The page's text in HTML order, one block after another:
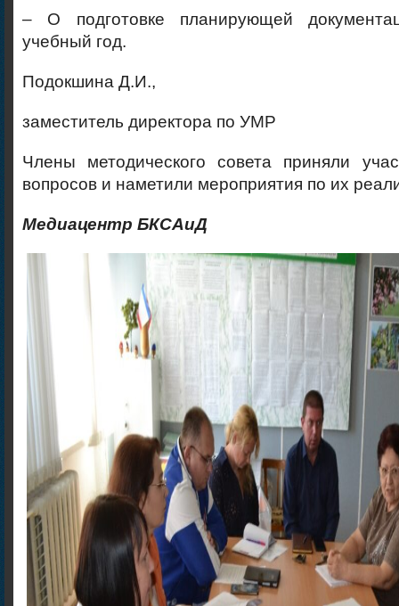
– О подготовке планирующей
учебный год.
Подокшина Д.И.,
заместитель директора по УМР
Члены методического совета приняли
вопросов и наметили мероприятия по их
Медиацентр БКСАиД